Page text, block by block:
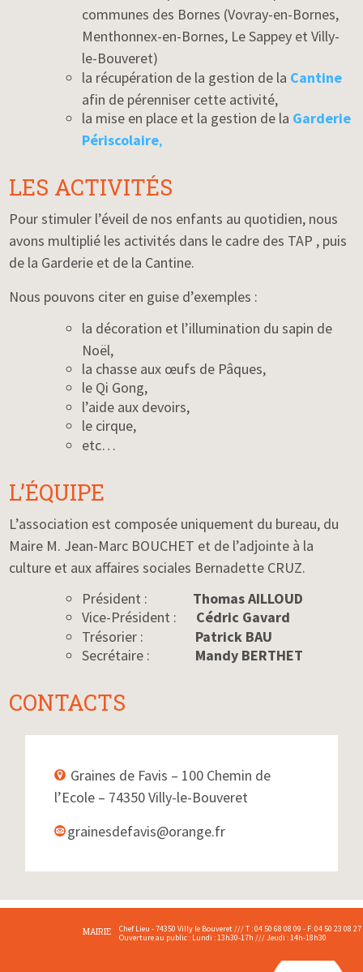
communes des Bornes (Vovray-en-Bornes,
Menthonnex-en-Bornes, Le Sappey et Villy-
le-Bouveret)
la récupération de la gestion de la Cantine
afin de pérenniser cette activité,
la mise en place et la gestion de la Garderie
Périscolaire,
LES ACTIVITÉS
Pour stimuler l’éveil de nos enfants au quotidien, nous
avons multiplié les activités dans le cadre des TAP , puis
de la Garderie et de la Cantine.
Nous pouvons citer en guise d’exemples :
la décoration et l’illumination du sapin de
Noël,
la chasse aux œufs de Pâques,
le Qi Gong,
l’aide aux devoirs,
le cirque,
etc…
L’ÉQUIPE
L’association est composée uniquement du bureau, du
Maire M. Jean-Marc BOUCHET et de l’adjointe à la
culture et aux affaires sociales Bernadette CRUZ.
Président : Thomas AILLOUD
Vice-Président : Cédric Gavard
Trésorier : Patrick BAU
Secrétaire : Mandy BERTHET
CONTACTS
Graines de Favis – 100 Chemin de
l’Ecole – 74350 Villy-le-Bouveret
grainesdefavis@orange.fr
MAIRIE
Chef Lieu - 74350 Villy le Bouveret /// T : 04 50 68 08 09 - F: 04 50 23 08 27
Ouverture au public : Lundi : 13h30-17h /// Jeudi : 14h-18h30